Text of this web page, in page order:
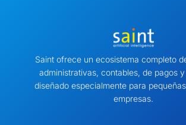
Saint ofrece un ecosistema completo
administrativas, contables, de pagos
diseñado especialmente para
empresas.